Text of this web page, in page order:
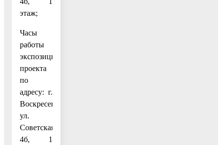
этаж;
Часы
работы
экспозиции
проекта
по
адресу: г.
Воскресенск,
ул.
Советская,
4б, 1